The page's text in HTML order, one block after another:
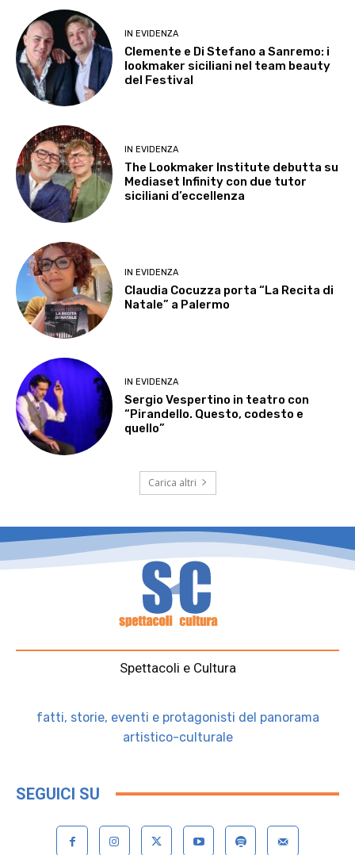
IN EVIDENZA
Clemente e Di Stefano a Sanremo: i
lookmaker siciliani nel team beauty
del Festival
IN EVIDENZA
The Lookmaker Institute debutta su
Mediaset Infinity con due tutor
siciliani d’eccellenza
IN EVIDENZA
Claudia Cocuzza porta “La Recita di
Natale” a Palermo
IN EVIDENZA
Sergio Vespertino in teatro con
“Pirandello. Questo, codesto e
quello”
Carica altri
Spettacoli e Cultura
fatti, storie, eventi e protagonisti del panorama
artistico-culturale
SEGUICI SU